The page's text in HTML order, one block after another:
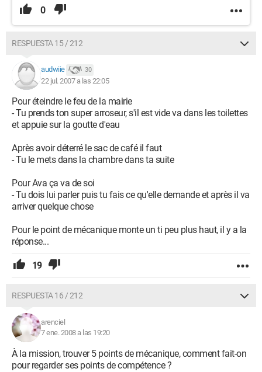
0
RESPUESTA 15 / 212
audwiie 30
22 jul. 2007 a las 22:05
Pour éteindre le feu de la mairie
- Tu prends ton super arroseur, s'il est vide va dans les toilettes
et appuie sur la goutte d'eau
Après avoir déterré le sac de café il faut
- Tu le mets dans la chambre dans ta suite
Pour Ava ça va de soi
- Tu dois lui parler puis tu fais ce qu'elle demande et après il va
arriver quelque chose
Pour le point de mécanique monte un ti peu plus haut, il y a la
réponse...
19
RESPUESTA 16 / 212
arenciel
7 ene. 2008 a las 19:20
À la mission, trouver 5 points de mécanique, comment fait-on
pour regarder ses points de compétence ?